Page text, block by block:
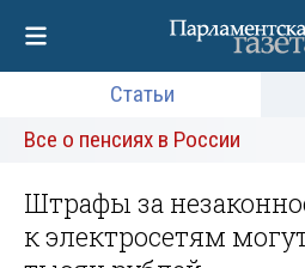
Статьи
Все о пенсиях в России
Штрафы за
к электросетям